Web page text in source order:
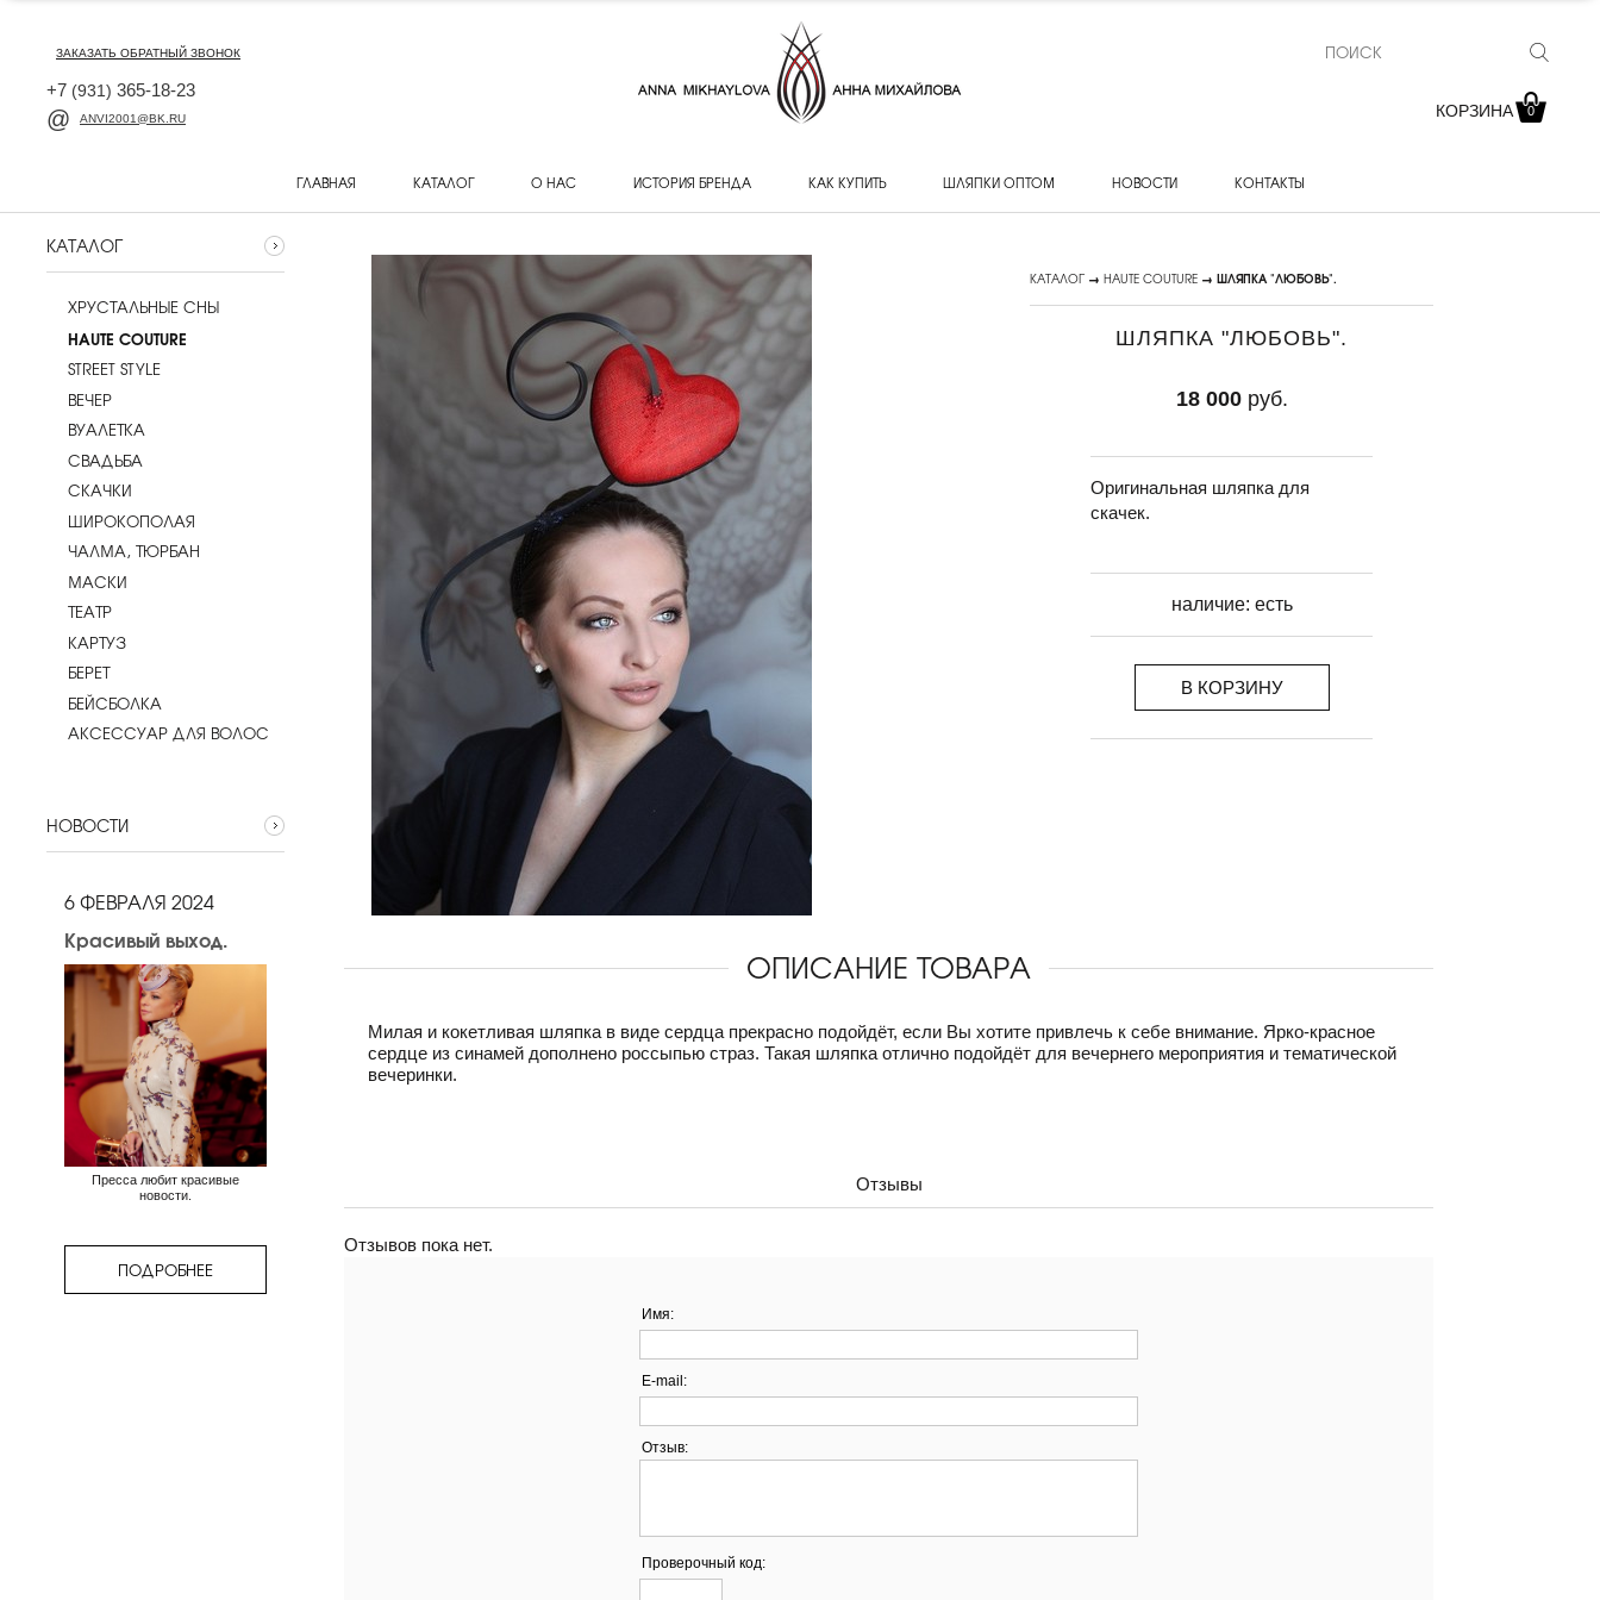
ЗАКАЗАТЬ ОБРАТНЫЙ ЗВОНОК
+7 (931) 365-18-23
ANVI2001@BK.RU КОРЗИНА 0
ГЛАВНАЯ КАТАЛОГ О НАС ИСТОРИЯ БРЕНДА КАК КУПИТЬ ШЛЯПКИ ОПТОМ НОВОСТИ КОНТАКТЫ
КАТАЛОГ
ХРУСТАЛЬНЫЕ СНЫ
HAUTE COUTURE
STREET STYLE
ВЕЧЕР
ВУАЛЕТКА
CВАДЬБА
СКАЧКИ
ШИРОКОПОЛАЯ
ЧАЛМА, ТЮРБАН
МАСКИ
ТЕАТР
КАРТУЗ
БЕРЕТ
БЕЙСБОЛКА
АКСЕССУАР ДЛЯ ВОЛОС
НОВОСТИ
6 ФЕВРАЛЯ 2024
Красивый выход.
Пресса любит красивые
новости.
ПОДРОБНЕЕ
КАТАЛОГ →HAUTE COUTURE → ШЛЯПКА "ЛЮБОВЬ".
ШЛЯПКА "ЛЮБОВЬ".
Оригинальная шляпка для
скачек.
наличие: есть
18 000руб.
В КОРЗИНУ
ОПИСАНИЕ ТОВАРА
Милая и кокетливая шляпка в виде сердца прекрасно подойдёт, если Вы хотите привлечь к себе внимание. Ярко-красное
сердце из синамей дополнено россыпью страз. Такая шляпка отлично подойдёт для вечернего мероприятия и тематической
вечеринки.
Отзывы
Отзывов пока нет.
Имя:
E-mail:
Отзыв:
Проверочный код: